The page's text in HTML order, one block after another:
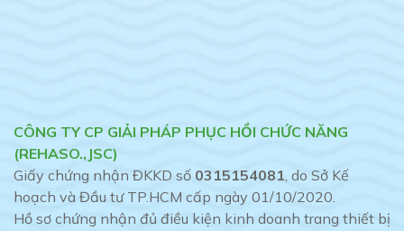
CÔNG TY CP GIẢI PHÁP PHỤC HỒI CHỨC NĂNG
(REHASO.,JSC)
Giấy chứng nhận ĐKKD số 0315154081, do Sở Kế
hoạch và Đầu tư TP.HCM cấp ngày 01/10/2020.
Hồ sơ chứng nhận đủ điều kiện kinh doanh trang thiết bị